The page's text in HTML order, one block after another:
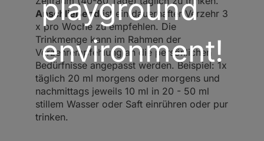
playground
environment!
Anschließendist ein dauerhafter Verzehr 3
x pro Woche zu empfehlen. Die
Trinkmenge kann im Rahmen der
Verzehrempfehlung an die persönlichen
Bedürfnisse angepasst werden. Beispiel: 1x
täglich 20 ml morgens oder morgens und
nachmittags jeweils 10 ml in 20 - 50 ml
stillem Wasser oder Saft einrühren oder pur
trinken.